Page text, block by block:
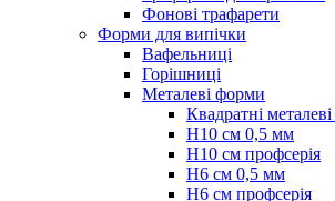
Фонові трафарети
Форми для випічки
Вафельниці
Горішниці
Металеві форми
Квадратні
Н10 см 0,5 мм
Н10 см профсерія
Н6 см 0,5 мм
Н6 см профсерія